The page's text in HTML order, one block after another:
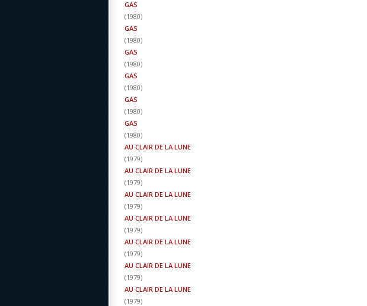
GAS
(1980)
GAS
(1980)
GAS
(1980)
GAS
(1980)
GAS
(1980)
GAS
(1980)
AU CLAIR DE LA LUNE
(1979)
AU CLAIR DE LA LUNE
(1979)
AU CLAIR DE LA LUNE
(1979)
AU CLAIR DE LA LUNE
(1979)
AU CLAIR DE LA LUNE
(1979)
AU CLAIR DE LA LUNE
(1979)
AU CLAIR DE LA LUNE
(1979)